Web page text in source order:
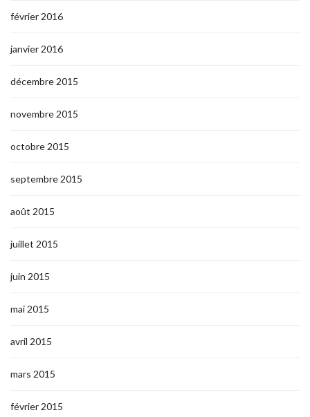
février 2016
janvier 2016
décembre 2015
novembre 2015
octobre 2015
septembre 2015
août 2015
juillet 2015
juin 2015
mai 2015
avril 2015
mars 2015
février 2015